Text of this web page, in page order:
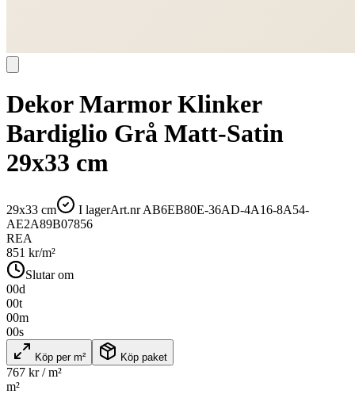
Dekor Marmor Klinker
Bardiglio Grå Matt-Satin
29x33 cm
29x33 cm I lagerArt.nrAB6EB80E-36AD-4A16-8A54-
AE2A89B07856
REA
851 kr/m²
Slutar om
00d
00t
00m
00s
Köp per m² Köp paket
767 kr / m²
m²